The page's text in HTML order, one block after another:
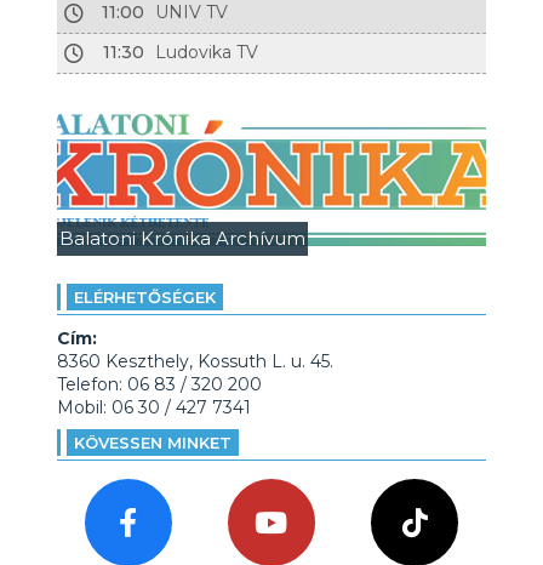
11:00
UNIV TV
11:30
Ludovika TV
Balatoni Krónika Archívum
ELÉRHETŐSÉGEK
Cím:
8360 Keszthely, Kossuth L. u. 45.
Telefon: 06 83 / 320 200
Mobil: 06 30 / 427 7341
KÖVESSEN MINKET